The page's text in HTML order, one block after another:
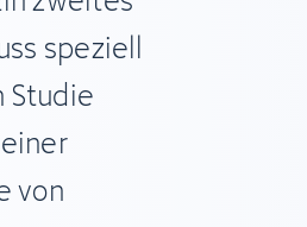
speziell
Studie
von